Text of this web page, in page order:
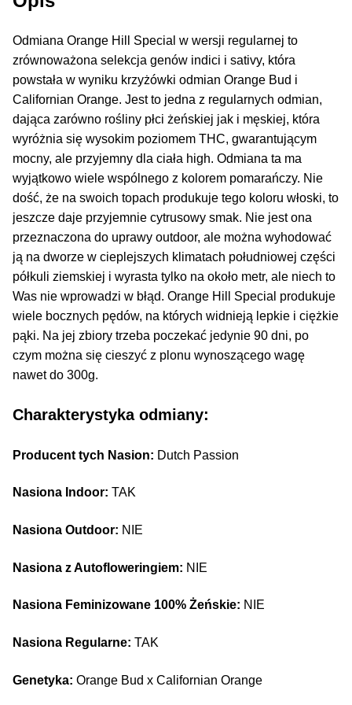
Informacje
Blog
menu
GRATIS
PROMOCJA 500 Plus
Harmonogram Outdoor
Formy i Koszt Wysyłki
Odbiór Osobisty
Kontakt
Odmiana Orange Hill Special w wersji regularnej to
zrównoważona selekcja genów indici i sativy, która
powstała w wyniku krzyżówki odmian Orange Bud i
Californian Orange. Jest to jedna z regularnych odmian,
dająca zarówno rośliny płci żeńskiej jak i męskiej, która
wyróżnia się wysokim poziomem THC, gwarantującym
mocny, ale przyjemny dla ciała high. Odmiana ta ma
wyjątkowo wiele wspólnego z kolorem pomarańczy. Nie
dość, że na swoich topach produkuje tego koloru włoski, to
jeszcze daje przyjemnie cytrusowy smak. Nie jest ona
przeznaczona do uprawy outdoor, ale można wyhodować
ją na dworze w cieplejszych klimatach południowej części
półkuli ziemskiej i wyrasta tylko na około metr, ale niech to
Was nie wprowadzi w błąd. Orange Hill Special produkuje
wiele bocznych pędów, na których widnieją lepkie i ciężkie
pąki. Na jej zbiory trzeba poczekać jedynie 90 dni, po
czym można się cieszyć z plonu wynoszącego wagę
nawet do 300g.
Charakterystyka odmiany:
Producent tych Nasion: Dutch Passion
Nasiona Indoor: TAK
Nasiona Outdoor: NIE
Nasiona z Autofloweringiem: NIE
Nasiona Feminizowane 100% Żeńskie: NIE
Nasiona Regularne: TAK
Genetyka: Orange Bud x Californian Orange